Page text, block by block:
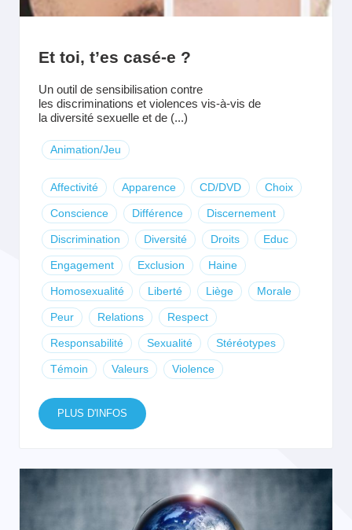
Et toi, t’es casé-e ?
Un outil de sensibilisation contre
les discriminations et violences vis-à-vis de
la diversité sexuelle et de (...)
Animation/Jeu
Affectivité Apparence CD/DVD Choix
Conscience Différence Discernement
Discrimination Diversité Droits Educ
Engagement Exclusion Haine
Homosexualité Liberté Liège Morale
Peur Relations Respect
Responsabilité Sexualité Stéréotypes
Témoin Valeurs Violence
PLUS D'INFOS